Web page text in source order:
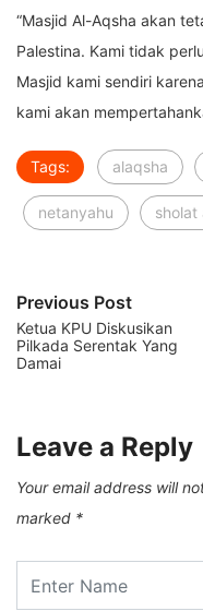
“Masjid Al-Aqsha akan
Palestina. Kami tidak
Masjid kami sendiri
kami akan
Tags: alaqsha
netanyahu sholat
Previous Post
Ketua KPU Diskusikan
Pilkada Serentak Yang
Damai
Leave a Reply
Your email address will
marked *